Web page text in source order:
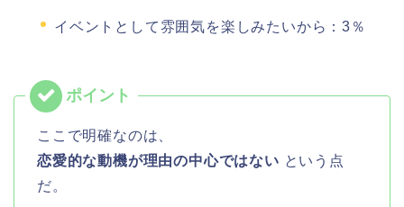
イベントとして雰囲気を楽しみたいから：3％
ここで明確なのは、
恋愛的な動機が理由の中心ではない という点
だ。